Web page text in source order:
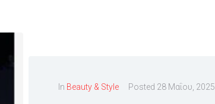
In Beauty & Style Posted 28 Μαΐου, 2025